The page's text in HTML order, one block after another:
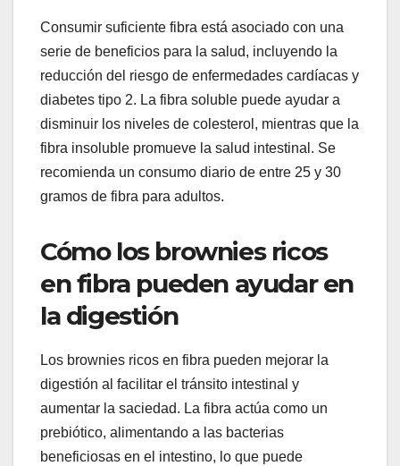
Consumir suficiente fibra está asociado con una
serie de beneficios para la salud, incluyendo la
reducción del riesgo de enfermedades cardíacas y
diabetes tipo 2. La fibra soluble puede ayudar a
disminuir los niveles de colesterol, mientras que la
fibra insoluble promueve la salud intestinal. Se
recomienda un consumo diario de entre 25 y 30
gramos de fibra para adultos.
Cómo los brownies ricos
en fibra pueden ayudar en
la digestión
Los brownies ricos en fibra pueden mejorar la
digestión al facilitar el tránsito intestinal y
aumentar la saciedad. La fibra actúa como un
prebiótico, alimentando a las bacterias
beneficiosas en el intestino, lo que puede